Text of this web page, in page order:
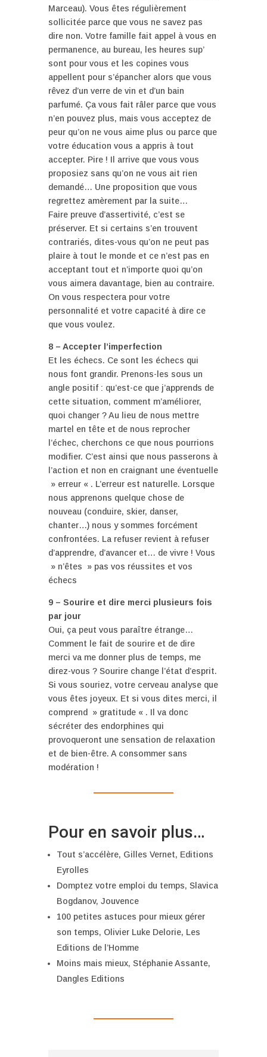
Marceau). Vous êtes régulièrement
sollicitée parce que vous ne savez pas
dire non. Votre famille fait appel à vous en
permanence, au bureau, les heures sup’
sont pour vous et les copines vous
appellent pour s’épancher alors que vous
rêvez d’un verre de vin et d’un bain
parfumé. Ça vous fait râler parce que vous
n’en pouvez plus, mais vous acceptez de
peur qu’on ne vous aime plus ou parce que
votre éducation vous a appris à tout
accepter. Pire ! Il arrive que vous vous
proposiez sans qu’on ne vous ait rien
demandé… Une proposition que vous
regrettez amèrement par la suite…
Faire preuve d’assertivité, c’est se
préserver. Et si certains s’en trouvent
contrariés, dites-vous qu’on ne peut pas
plaire à tout le monde et ce n’est pas en
acceptant tout et n’importe quoi qu’on
vous aimera davantage, bien au contraire.
On vous respectera pour votre
personnalité et votre capacité à dire ce
que vous voulez.
8 – Accepter l’imperfection
Et les échecs. Ce sont les échecs qui
nous font grandir. Prenons-les sous un
angle positif : qu’est-ce que j’apprends de
cette situation, comment m’améliorer,
quoi changer ? Au lieu de nous mettre
martel en tête et de nous reprocher
l’échec, cherchons ce que nous pourrions
modifier. C’est ainsi que nous passerons à
l’action et non en craignant une éventuelle
» erreur « . L’erreur est naturelle. Lorsque
nous apprenons quelque chose de
nouveau (conduire, skier, danser,
chanter…) nous y sommes forcément
confrontées. La refuser revient à refuser
d’apprendre, d’avancer et… de vivre ! Vous
» n’êtes » pas vos réussites et vos
échecs
9 – Sourire et dire merci plusieurs fois
par jour
Oui, ça peut vous paraître étrange…
Comment le fait de sourire et de dire
merci va me donner plus de temps, me
direz-vous ? Sourire change l’état d’esprit.
Si vous souriez, votre cerveau analyse que
vous êtes joyeux. Et si vous dites merci, il
comprend » gratitude « . Il va donc
sécréter des endorphines qui
provoqueront une sensation de relaxation
et de bien-être. A consommer sans
modération !
Pour en savoir plus…
Tout s’accélère, Gilles Vernet, Editions
Eyrolles
Domptez votre emploi du temps, Slavica
Bogdanov, Jouvence
100 petites astuces pour mieux gérer
son temps, Olivier Luke Delorie, Les
Editions de l’Homme
Moins mais mieux, Stéphanie Assante,
Dangles Editions